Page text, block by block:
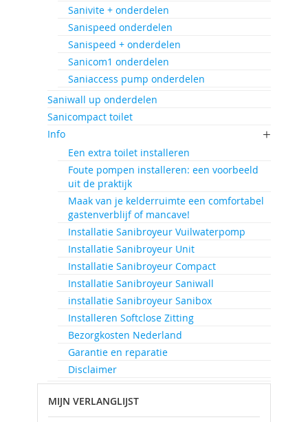
Sanivite + onderdelen
Sanispeed onderdelen
Sanispeed + onderdelen
Sanicom1 onderdelen
Saniaccess pump onderdelen
Saniwall up onderdelen
Sanicompact toilet
Info
Een extra toilet installeren
Foute pompen installeren: een voorbeeld
uit de praktijk
Maak van je kelderruimte een comfortabel
gastenverblijf of mancave!
Installatie Sanibroyeur Vuilwaterpomp
Installatie Sanibroyeur Unit
Installatie Sanibroyeur Compact
Installatie Sanibroyeur Saniwall
installatie Sanibroyeur Sanibox
Installeren Softclose Zitting
Bezorgkosten Nederland
Garantie en reparatie
Disclaimer
MIJN VERLANGLIJST